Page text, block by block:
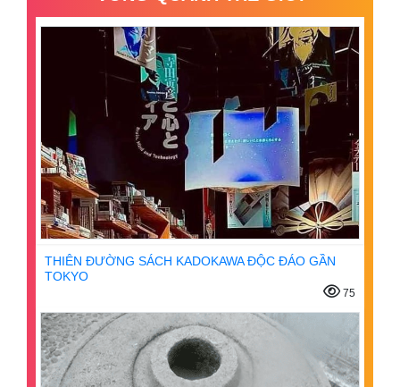
THIÊN ĐƯỜNG SÁCH KADOKAWA ĐỘC ĐÁO GẦN
TOKYO
75